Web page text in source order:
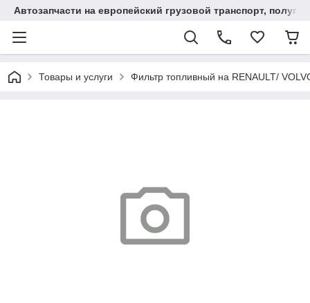
Автозапчасти на европейский грузовой транспорт,
Товары и услуги Фильтр топливный на RENAULT/